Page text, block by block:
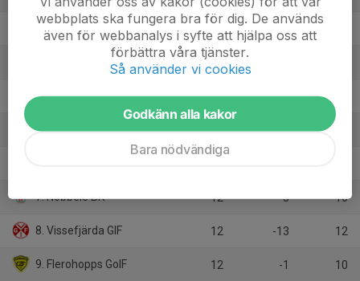
2. Tingsryd United FC
4. Orrefors IF 11 9
5. Emmaboda IS 10 4
7. Nöbbele BK 12 3 16
8. Vissefjärda GIF 12 -13 12
9. Flerohopps GoIF 12 -1 10
webbplats ska fungera bra för dig. De används
även för webbanalys i syfte att hjälpa oss att
förbättra våra tjänster.
Så använder vi cookies
Godkänn alla kakor
Bara nödvändiga